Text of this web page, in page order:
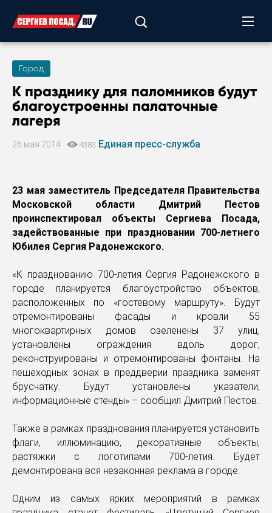
Город
К празднику для паломников будут
благоустроенны палаточные
лагеря
26 мая 2014 4383 Единая пресс-служба
23 мая заместитель Председателя Правительства
Московской области Дмитрий Пестов
проинспектировал объекты Сергиева Посада,
задействованные при праздновании 700-летнего
Юбилея Сергия Радонежского.
«К празднованию 700-летия Сергия Радонежского в
городе планируется благоустройство объектов,
расположенных по «гостевому маршруту». Будут
отремонтированы фасады и кровли 55
многоквартирных домов озеленены 37 улиц,
установлены ограждения вдоль дорог,
реконструированы и отремонтированы фонтаны. На
пешеходных зонах в преддверии праздника заменят
брусчатку. Будут установлены указатели,
информационные стенды» – сообщил Дмитрий Пестов.
Также в рамках празднования планируется установить
флаги, иллюминацию, декоративные объекты,
растяжки с логотипами 700-летия. Будет
демонтирована вся незаконная реклама в городе.
Одним из самых ярких мероприятий в рамках